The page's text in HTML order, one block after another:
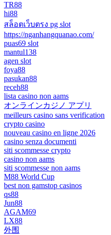
TR88
hi88
สล็อตเว็บตรง pg slot
https://nganhangquanao.com/
puas69 slot
mantul138
agen slot
foya88
pasukan88
receh88
lista casino non aams
オンラインカジノ アプリ
meilleurs casino sans verification
crypto casino
nouveau casino en ligne 2026
casino senza documenti
siti scommesse crypto
casino non aams
siti scommesse non aams
M88 World Cup
best non gamstop casinos
qs88
Jun88
AGAM69
LX88
外围